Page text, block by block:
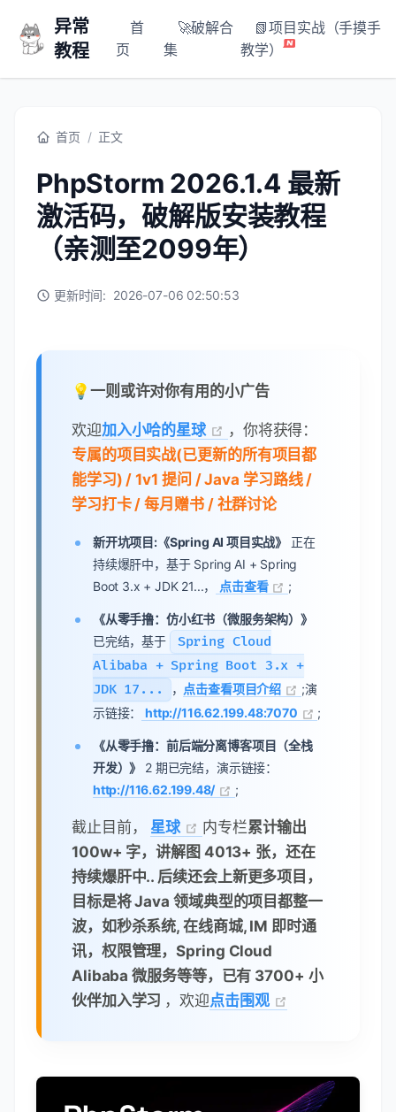
异常
教程
首
页
🚀破解合
集
📗项目实战（手摸手
教学）
首页 / 正文
PhpStorm 2026.1.4 最新
激活码，破解版安装教程
（亲测至2099年）
更新时间: 2026-07-06 02:50:53
💡一则或许对你有用的小广告
欢迎加入小哈的星球
，你将获得：
专属的项目实战(已更新的所有项目都
能学习) / 1v1 提问 / Java 学习路线 /
学习打卡 / 每月赠书 / 社群讨论
新开坑项目:《Spring AI 项目实战》
正在
持续爆肝中，基于 Spring AI + Spring
Boot 3.x + JDK 21...，
点击查看 ;
《从零手撸：仿小红书（微服务架构）》
已完结，基于
Spring Cloud
Alibaba + Spring Boot 3.x +
JDK 17...
， 点击查看项目介绍
;演
示链接：
http://116.62.199.48:7070 ;
《从零手撸：前后端分离博客项目（全栈
开发）》
2 期已完结，演示链接：
http://116.62.199.48/
;
截止目前， 星球 内专栏累计输出
100w+ 字，讲解图 4013+ 张，还在
持续爆肝中.. 后续还会上新更多项目，
目标是将 Java 领域典型的项目都整一
波，如秒杀系统, 在线商城, IM 即时通
讯，权限管理，Spring Cloud
Alibaba 微服务等等，已有 3700+ 小
伙伴加入学习 ，欢迎点击围观